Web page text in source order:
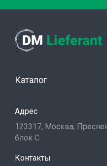
Каталог
Адрес
123317, Москва,
блок С
Контакты